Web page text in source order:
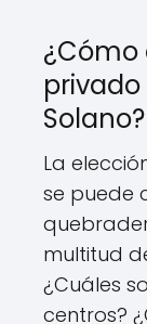
¿Cómo
privado
Solano?
La
se puede
multitud
¿Cuáles
centros?